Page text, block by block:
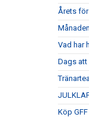
Årets
Vad har
Dags att
Köp